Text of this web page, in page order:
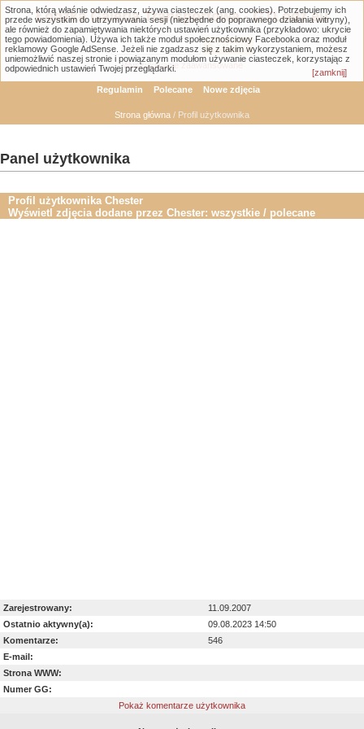
Łódzka Galeria Transportowa - GTLodz.eu
Wyszukiwanie zaawansowane
Regulamin Polecane Nowe zdjęcia
Strona główna / Profil użytkownika
Panel użytkownika
Profil użytkownika Chester
Wyświetl zdjęcia dodane przez Chester: wszystkie / polecane
Zarejestrowany:
11.09.2007
Ostatnio aktywny(a):
09.08.2023 14:50
Komentarze:
546
E-mail:
Strona WWW:
Numer GG:
Pokaż komentarze użytkownika
Strona, którą właśnie odwiedzasz, używa ciasteczek (ang. cookies). Potrzebujemy ich
przede wszystkim do utrzymywania sesji (niezbędne do poprawnego działania witryny),
ale również do zapamiętywania niektórych ustawień użytkownika (przykładowo: ukrycie
tego powiadomienia). Używa ich także moduł społecznościowy Facebooka oraz moduł
reklamowy Google AdSense. Jeżeli nie zgadzasz się z takim wykorzystaniem, możesz
uniemożliwić naszej stronie i powiązanym modułom używanie ciasteczek, korzystając z
odpowiednich ustawień Twojej przeglądarki.
[zamknij]